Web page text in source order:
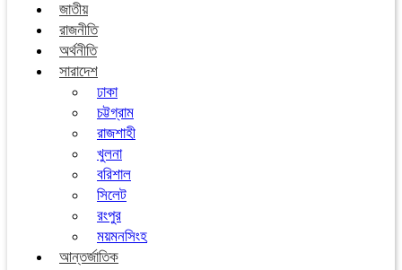
জাতীয়
রাজনীতি
অর্থনীতি
সারাদেশ
ঢাকা
চট্টগ্রাম
রাজশাহী
খুলনা
বরিশাল
সিলেট
রংপুর
ময়মনসিংহ
আন্তর্জাতিক